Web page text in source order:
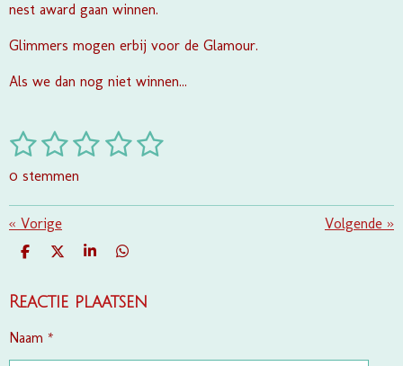
nest award gaan winnen.
Glimmers mogen erbij voor de Glamour.
Als we dan nog niet winnen...
R
t
i
n
0
s
t
e
1
s
t
e
2
s
t
e
r
r
e
n
3
s
t
r
e
4
t
r
e
5
t
r
e
S
m
0 stemmen
« Vorige Volgende »
D
E
D
L
S
R
D
E
Reactie plaatsen
Naam *